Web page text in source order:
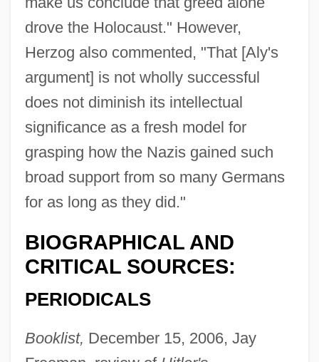
drove the Holocaust." However,
Herzog also commented, "That [Aly's
argument] is not wholly successful
does not diminish its intellectual
significance as a fresh model for
grasping how the Nazis gained such
broad support from so many Germans
for as long as they did."
BIOGRAPHICAL AND
CRITICAL SOURCES:
PERIODICALS
Booklist, December 15, 2006, Jay